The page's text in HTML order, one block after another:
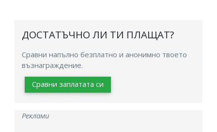
ДОСТАТЪЧНО ЛИ ТИ ПЛАЩАТ?
Сравни напълно безплатно и анонимно твоето
възнаграждение.
Сравни заплатата си
Реклами